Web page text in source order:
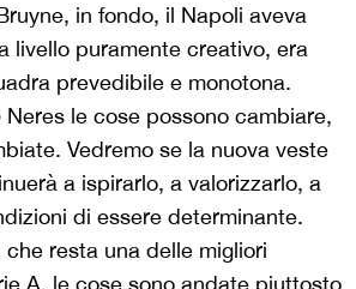
in fondo, il Napoli aveva
livello puramente creativo, era
prevedibile e monotona.
Neres le cose possono cambiare,
Vedremo se la nuova veste
a ispirarlo, a valorizzarlo, a
di essere determinante.
che resta una delle migliori
A, le cose sono andate piuttosto